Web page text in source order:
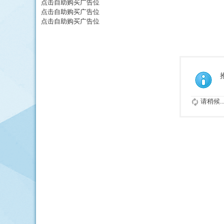
点击自助购买广告位
点击自助购买广告位
点击自助购买广告位
请稍候...